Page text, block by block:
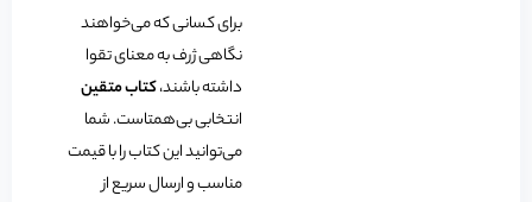
برای کسانی که می‌خواهند
نگاهی ژرف به معنای تقوا
داشته باشند،کتاب متقین
انتخابی بی‌همتاست. شما
می‌توانید این کتاب را با قیمت
مناسب و ارسال سریع از